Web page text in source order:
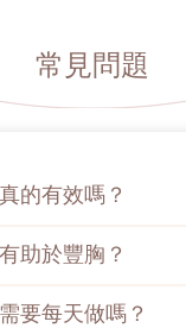
常見問題
的有效嗎？
助於豐胸？
要每天做嗎？